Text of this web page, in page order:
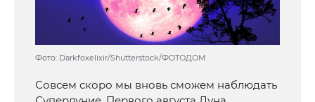
Фото: Darkfoxelixir/Shutterstock/ФОТОДОМ
Совсем скоро мы вновь сможем наблюдать